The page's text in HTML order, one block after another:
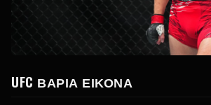
UFC ΒΑΡΙΆ ΕΙΚΌΝΑ